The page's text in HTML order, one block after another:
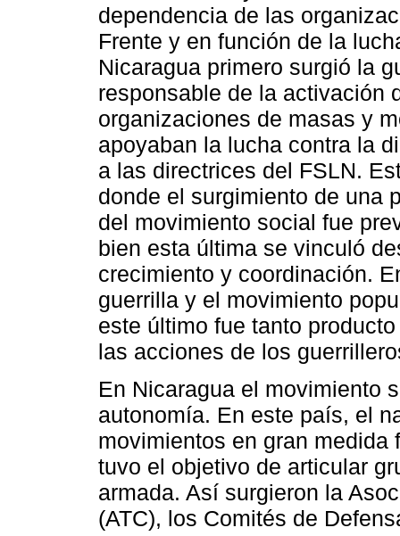
dependencia de las
Frente y en función de la
Nicaragua primero surgió la
responsable de la activación
organizaciones de masas y
apoyaban la lucha contra la
a las directrices del FSLN.
donde el surgimiento de una
del movimiento social fue
bien esta última se vinculó
crecimiento y coordinación.
guerrilla y el movimiento
este último fue tanto
las acciones de los
En Nicaragua el movimiento
autonomía. En este país, el
movimientos en gran
tuvo el objetivo de articular
armada. Así surgieron la
(ATC), los Comités de